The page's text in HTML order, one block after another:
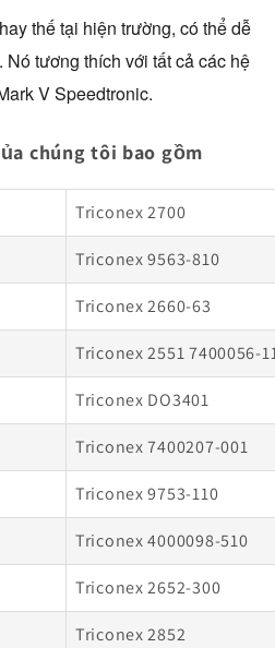
thế tại hiện trường, có thể dễ
tương thích với tất cả các hệ
V Speedtronic.
chúng tôi bao gồm
Triconex 2700
Triconex 9563-810
Triconex 2660-63
Triconex 2551 7400056-
Triconex DO3401
Triconex 7400207-001
Triconex 9753-110
Triconex 4000098-510
Triconex 2652-300
Triconex 2852